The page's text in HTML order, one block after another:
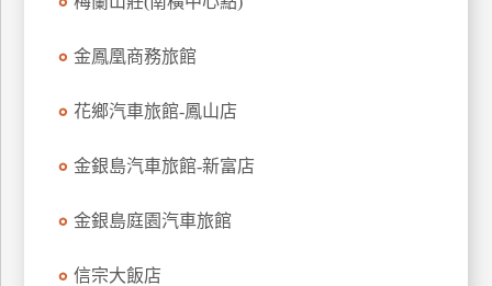
金鳳凰商務旅館
花鄉汽車旅館-鳳山店
金銀島汽車旅館-新富店
金銀島庭園汽車旅館
信宗大飯店